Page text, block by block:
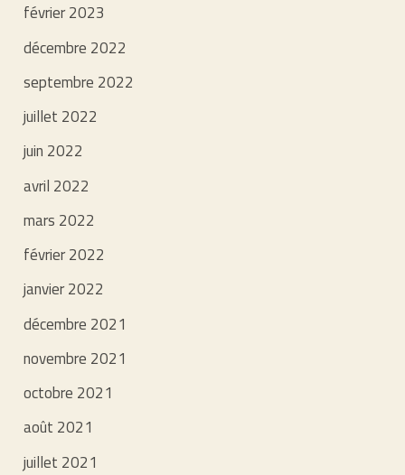
février 2023
décembre 2022
septembre 2022
juillet 2022
juin 2022
avril 2022
mars 2022
février 2022
janvier 2022
décembre 2021
novembre 2021
octobre 2021
août 2021
juillet 2021